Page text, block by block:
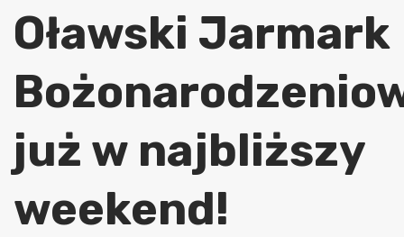
Oławski Jarmark
już w najbliższy
weekend!